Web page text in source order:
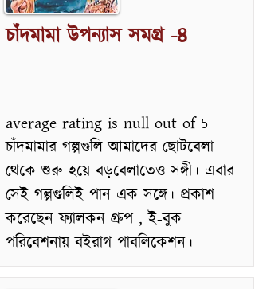
চাঁদমামা উপন্যাস সমগ্র -৪
average rating is null out of 5
চাঁদমামার গল্পগুলি আমাদের ছোটবেলা
থেকে শুরু হয়ে বড়বেলাতেও সঙ্গী। এবার
সেই গল্পগুলিই পান এক সঙ্গে। প্রকাশ
করেছেন ফ্যালকন গ্রুপ , ই-বুক
পরিবেশনায় বইরাগ পাবলিকেশন।